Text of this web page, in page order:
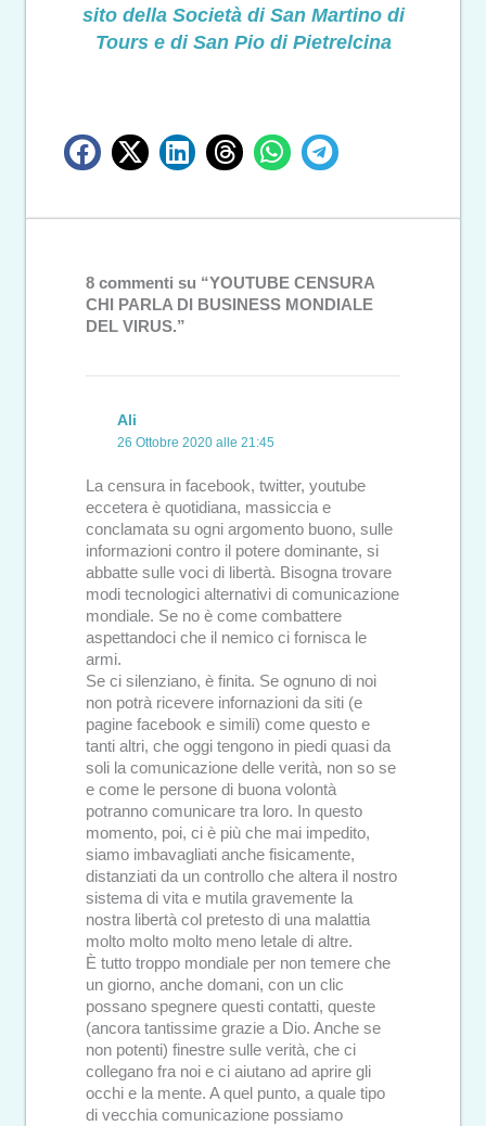
sito della Società di San Martino di
Tours e di San Pio di Pietrelcina
8 commenti su “YOUTUBE CENSURA
CHI PARLA DI BUSINESS MONDIALE
DEL VIRUS.”
Ali
26 Ottobre 2020 alle 21:45
La censura in facebook, twitter, youtube
eccetera è quotidiana, massiccia e
conclamata su ogni argomento buono, sulle
informazioni contro il potere dominante, si
abbatte sulle voci di libertà. Bisogna trovare
modi tecnologici alternativi di comunicazione
mondiale. Se no è come combattere
aspettandoci che il nemico ci fornisca le
armi.
Se ci silenziano, è finita. Se ognuno di noi
non potrà ricevere infornazioni da siti (e
pagine facebook e simili) come questo e
tanti altri, che oggi tengono in piedi quasi da
soli la comunicazione delle verità, non so se
e come le persone di buona volontà
potranno comunicare tra loro. In questo
momento, poi, ci è più che mai impedito,
siamo imbavagliati anche fisicamente,
distanziati da un controllo che altera il nostro
sistema di vita e mutila gravemente la
nostra libertà col pretesto di una malattia
molto molto molto meno letale di altre.
È tutto troppo mondiale per non temere che
un giorno, anche domani, con un clic
possano spegnere questi contatti, queste
(ancora tantissime grazie a Dio. Anche se
non potenti) finestre sulle verità, che ci
collegano fra noi e ci aiutano ad aprire gli
occhi e la mente. A quel punto, a quale tipo
di vecchia comunicazione possiamo